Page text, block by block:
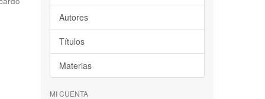
Autores
Títulos
Materias
MI CUENTA